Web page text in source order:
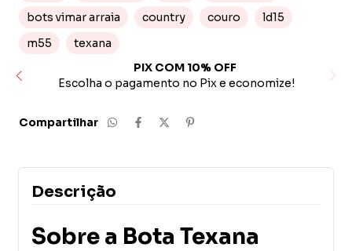
bots vimar arraia
country couro
ld15
m55
texana
PIX COM 10% OFF
Escolha o pagamento no Pix e economize!
Compartilhar
Descrição
Sobre a Bota Texana